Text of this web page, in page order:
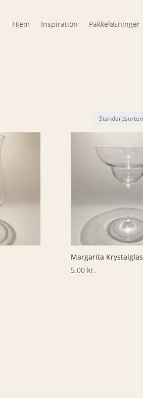
Hjem Inspiration Pakkeløsninger
Margarita Krystalglas
5.00 kr.